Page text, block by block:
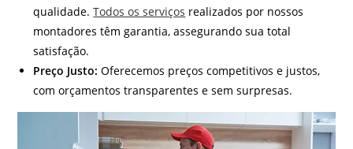
qualidade.Todos os serviços realizados por nossos
montadores têm garantia, assegurando sua total
satisfação.
Preço Justo: Oferecemos preços competitivos e justos,
com orçamentos transparentes e sem surpresas.